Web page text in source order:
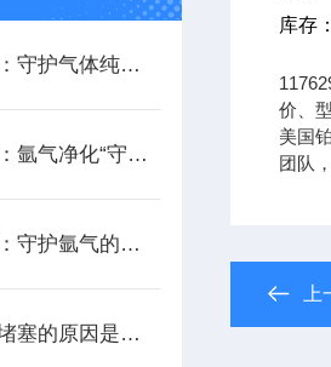
氩气过滤器滤芯：守护气体纯度，保障系统稳定运行
氩气过滤器滤芯：氩气净化“守门人”，保障精密工艺品质
氩气过滤器滤芯：守护氩气的纯净之源
氩气过滤器滤芯堵塞的原因是什么？
库存
价、
美国
团队